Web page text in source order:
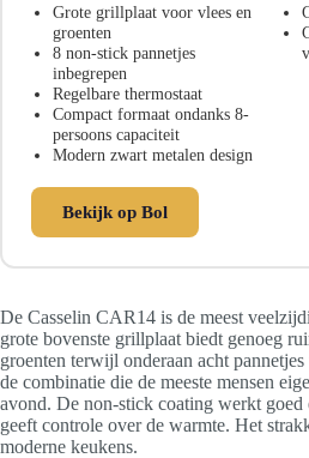
Grote grillplaat voor vlees en
groenten
8 non-stick pannetjes
inbegrepen
Regelbare thermostaat
Compact formaat ondanks 8-
persoons capaciteit
Modern zwart metalen design
Bekijk op Bol
De Casselin CAR14 is de meest
grote bovenste grillplaat biedt genoeg
groenten terwijl onderaan acht
de combinatie die de meeste mensen
avond. De non-stick coating werkt goed
geeft controle over de warmte. Het
moderne keukens.